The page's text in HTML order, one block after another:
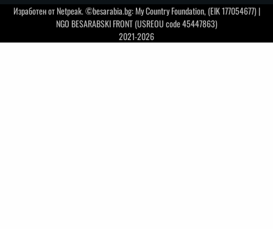
Изработен отNetpeak. ©besarabia.bg: My Country Foundation, (EIK 177054677) |
NGO BESARABSKI FRONT (USREOU code 45447863)
2021-2026